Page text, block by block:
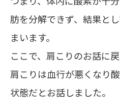
肪を分解できず、結果と
まいます。
ここで、肩こりのお話に
肩こりは血行が悪くなり
状態だとお話しました。